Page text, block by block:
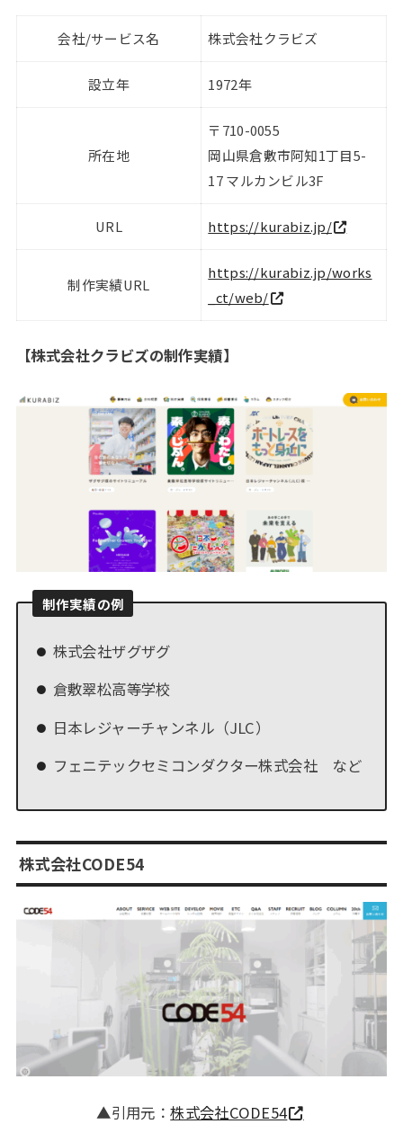
会社/サービス名 株式会社クラビズ
設立年 1972年
所在地
〒710-0055
岡山県倉敷市阿知1丁目5-
17 マルカンビル3F
URL https://kurabiz.jp/
制作実績URL
https://kurabiz.jp/works
_ct/web/
【株式会社クラビズの制作実績】
制作実績の例
株式会社ザグザグ
倉敷翠松高等学校
日本レジャーチャンネル（JLC）
フェニテックセミコンダクター株式会社 など
株式会社CODE54
▲引用元：株式会社CODE54